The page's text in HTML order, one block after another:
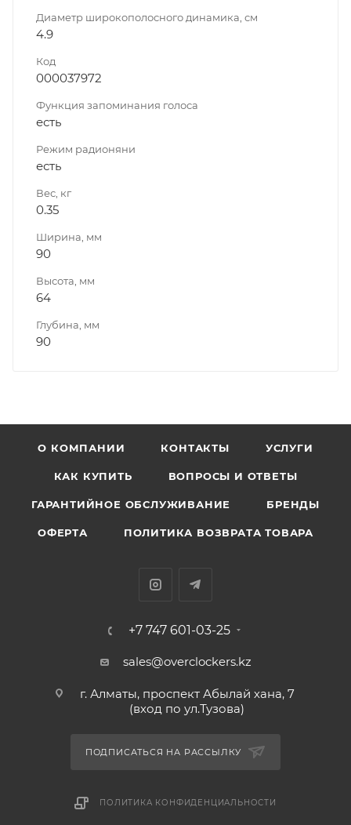
Диаметр широкополосного динамика, см
4.9
Код
000037972
Функция запоминания голоса
есть
Режим радионяни
есть
Вес, кг
0.35
Ширина, мм
90
Высота, мм
64
Глубина, мм
90
О КОМПАНИИ КОНТАКТЫ УСЛУГИ
КАК КУПИТЬ ВОПРОСЫ И ОТВЕТЫ
ГАРАНТИЙНОЕ ОБСЛУЖИВАНИЕ БРЕНДЫ
ОФЕРТА ПОЛИТИКА ВОЗВРАТА ТОВАРА
+7 747 601-03-25
sales@overclockers.kz
г. Алматы, проспект Абылай хана, 7
(вход по ул.Тузова)
ПОДПИСАТЬСЯ НА РАССЫЛКУ
ПОЛИТИКА КОНФИДЕНЦИАЛЬНОСТИ